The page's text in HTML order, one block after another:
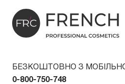
БЕЗКОШТОВНО З
0-800-750-748